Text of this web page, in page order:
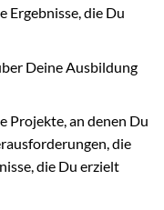
Ergebnisse, die Du
Deine Ausbildung
Projekte, an denen Du
die
die Du erzielt